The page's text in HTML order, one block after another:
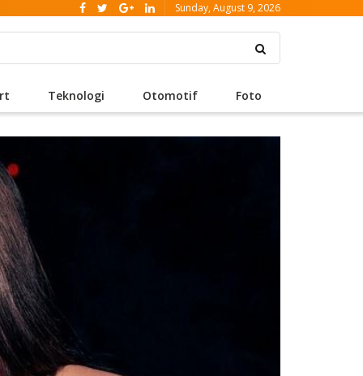
Sunday, August 9, 2026
Teknologi Otomotif Foto